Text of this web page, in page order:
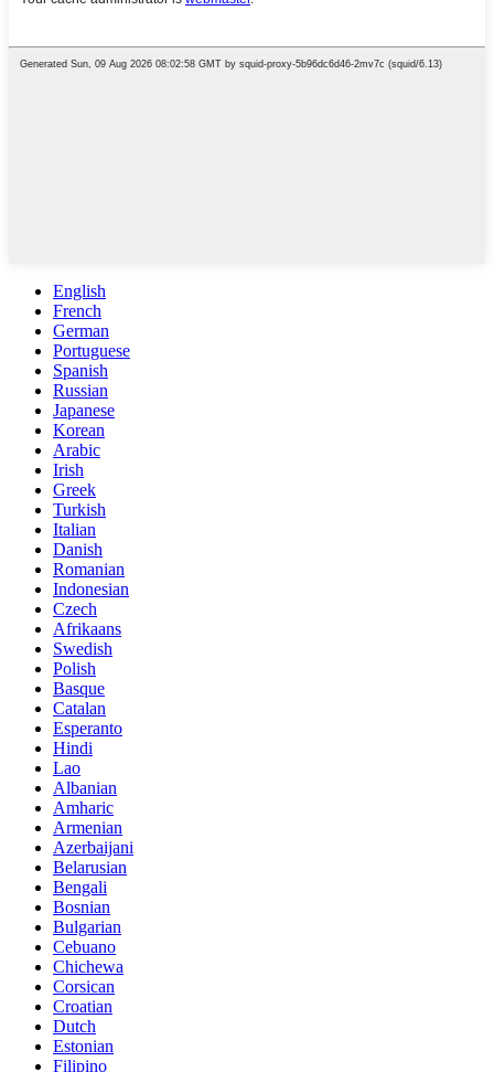
English
French
German
Portuguese
Spanish
Russian
Japanese
Korean
Arabic
Irish
Greek
Turkish
Italian
Danish
Romanian
Indonesian
Czech
Afrikaans
Swedish
Polish
Basque
Catalan
Esperanto
Hindi
Lao
Albanian
Amharic
Armenian
Azerbaijani
Belarusian
Bengali
Bosnian
Bulgarian
Cebuano
Chichewa
Corsican
Croatian
Dutch
Estonian
Filipino